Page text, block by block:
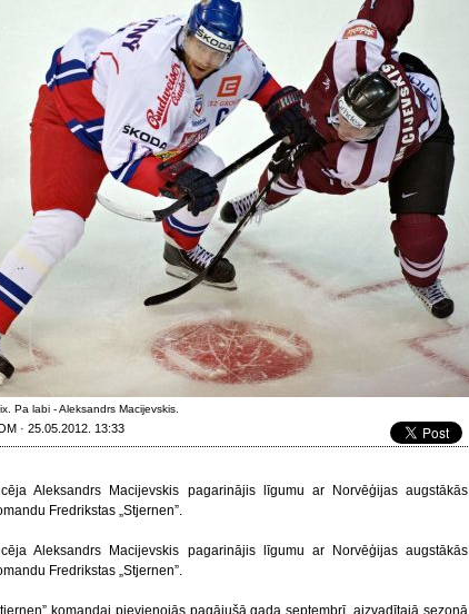
Pa labi - Aleksandrs Macijevskis.
· 25.05.2012. 13:33
Aleksandrs Macijevskis pagarinājis līgumu ar Norvēģijas augstākās
Fredrikstas „Stjernen”.
Aleksandrs Macijevskis pagarinājis līgumu ar Norvēģijas augstākās
Fredrikstas „Stjernen”.
komandai pievienojās pagājušā gada septembrī, aizvadītajā sezonā